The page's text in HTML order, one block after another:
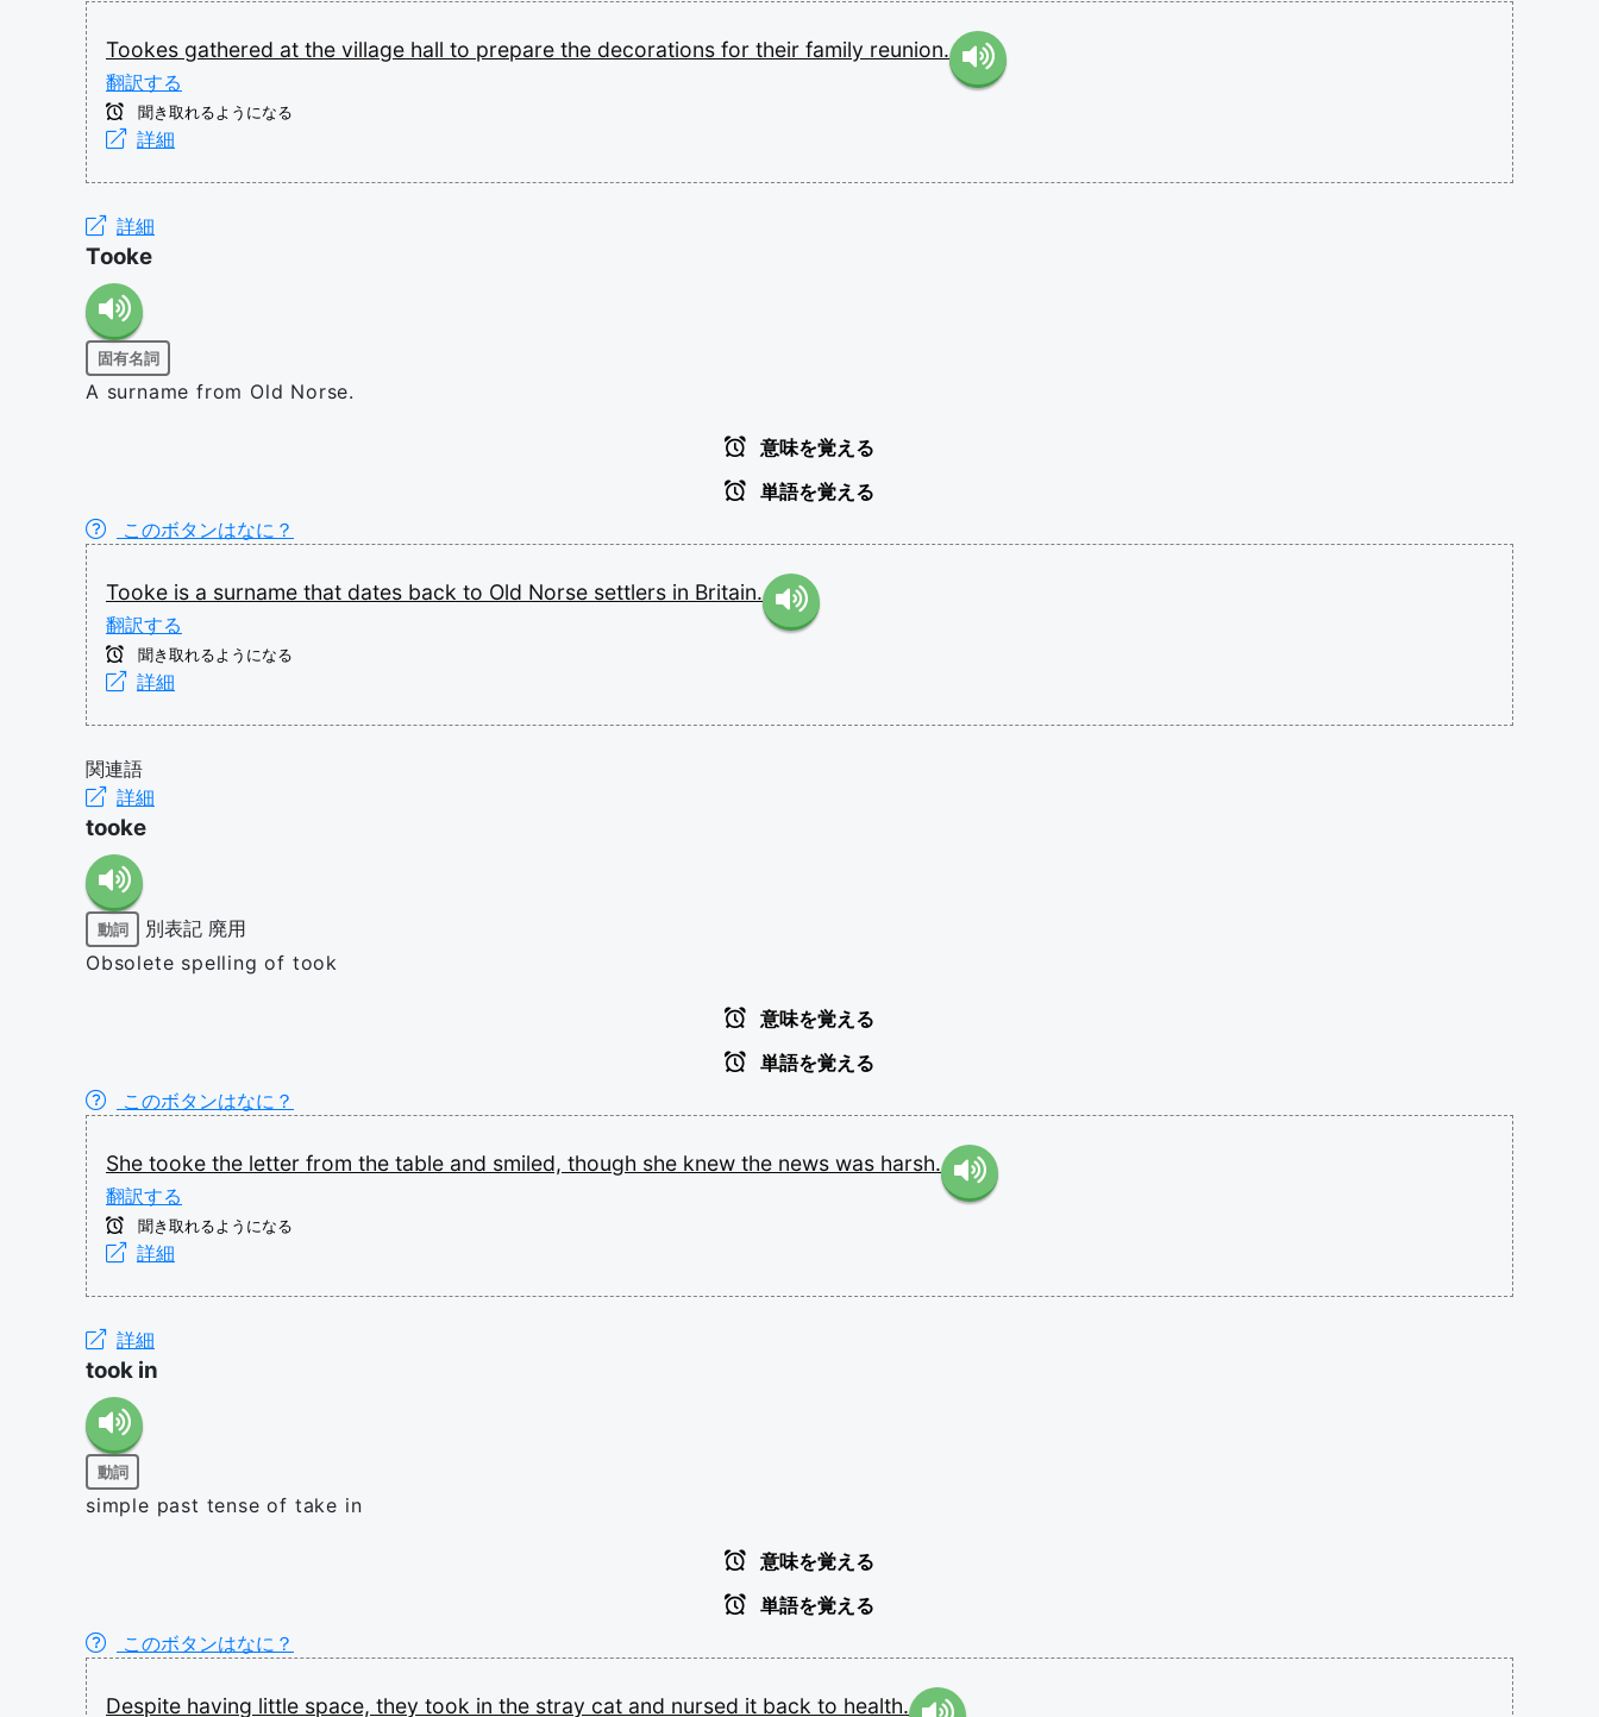
Tookes gathered at the village hall to prepare the decorations for their family reunion.
翻訳する
聞き取れるようになる
詳細
詳細
Tooke
固有名詞
A surname from Old Norse.
意味を覚える
単語を覚える
このボタンはなに？
Tooke is a surname that dates back to Old Norse settlers in Britain.
翻訳する
聞き取れるようになる
詳細
関連語
詳細
tooke
動詞 別表記 廃用
Obsolete spelling of took
意味を覚える
単語を覚える
このボタンはなに？
She tooke the letter from the table and smiled, though she knew the news was harsh.
翻訳する
聞き取れるようになる
詳細
詳細
took in
動詞
simple past tense of take in
意味を覚える
単語を覚える
このボタンはなに？
Despite having little space, they took in the stray cat and nursed it back to health.